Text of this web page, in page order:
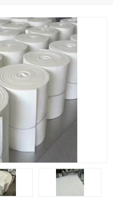
陶瓷纤维纸
硅酸铝模块
硅酸铝板